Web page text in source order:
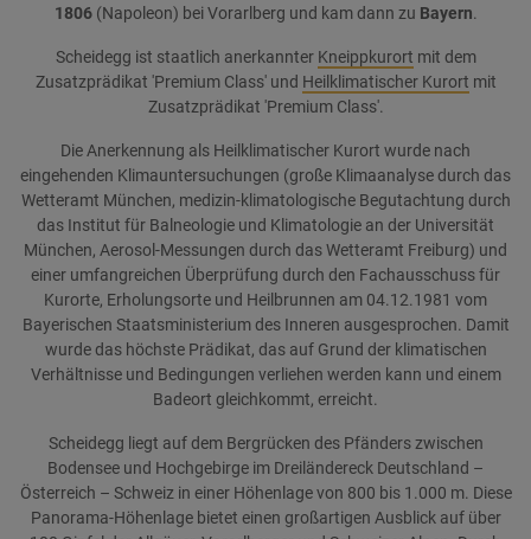
1806 (Napoleon) bei Vorarlberg und kam dann zu Bayern.
Scheidegg ist staatlich anerkannter Kneippkurort mit dem
Zusatzprädikat 'Premium Class' und Heilklimatischer Kurort mit
Zusatzprädikat 'Premium Class'.
Die Anerkennung als Heilklimatischer Kurort wurde nach
eingehenden Klimauntersuchungen (große Klimaanalyse durch das
Wetteramt München, medizin-klimatologische Begutachtung durch
das Institut für Balneologie und Klimatologie an der Universität
München, Aerosol-Messungen durch das Wetteramt Freiburg) und
einer umfangreichen Überprüfung durch den Fachausschuss für
Kurorte, Erholungsorte und Heilbrunnen am 04.12.1981 vom
Bayerischen Staatsministerium des Inneren ausgesprochen. Damit
wurde das höchste Prädikat, das auf Grund der klimatischen
Verhältnisse und Bedingungen verliehen werden kann und einem
Badeort gleichkommt, erreicht.
Scheidegg liegt auf dem Bergrücken des Pfänders zwischen
Bodensee und Hochgebirge im Dreiländereck Deutschland –
Österreich – Schweiz in einer Höhenlage von 800 bis 1.000 m. Diese
Panorama-Höhenlage bietet einen großartigen Ausblick auf über